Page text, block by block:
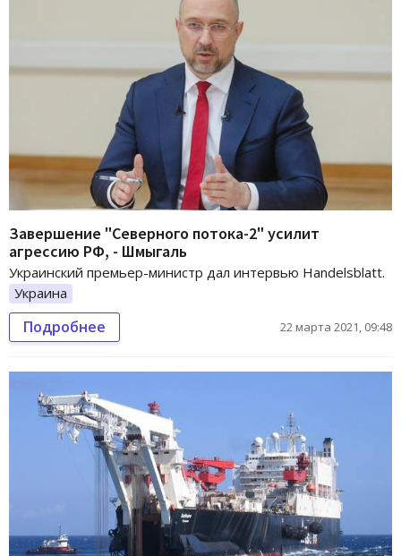
Завершение "Северного потока-2" усилит
агрессию РФ, - Шмыгаль
Украинский премьер-министр дал интервью Handelsblatt.
Украина
Подробнее 22 марта 2021, 09:48